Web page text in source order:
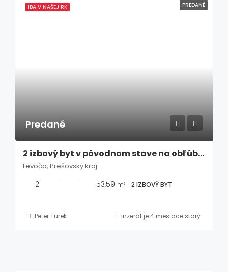
IBA V NAŠEJ RK PREDANÉ
Predané
2 izbový byt v pôvodnom stave na obľúbenom sídlisku v Levoči
Levoča, Prešovský kraj
2 1 1 53,59 m² 2 IZBOVÝ BYT
Peter Turek inzerát je 4 mesiace starý